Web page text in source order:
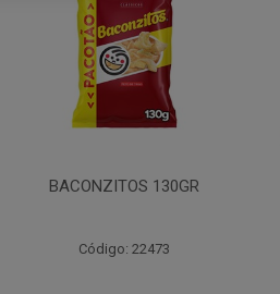
BACONZITOS 130GR
Código: 22473